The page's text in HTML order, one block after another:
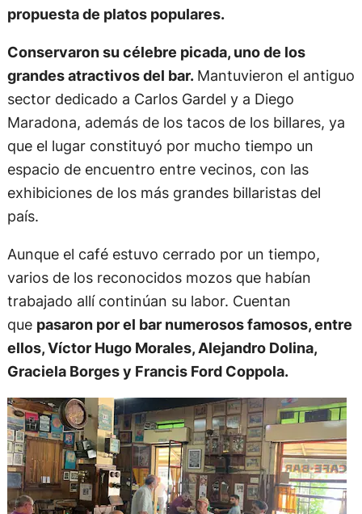
propuesta de platos populares.
Conservaron su célebre picada, uno de los
grandes atractivos del bar. Mantuvieron el antiguo
sector dedicado a Carlos Gardel y a Diego
Maradona, además de los tacos de los billares, ya
que el lugar constituyó por mucho tiempo un
espacio de encuentro entre vecinos, con las
exhibiciones de los más grandes billaristas del
país.
Aunque el café estuvo cerrado por un tiempo,
varios de los reconocidos mozos que habían
trabajado allí continúan su labor. Cuentan
que pasaron por el bar numerosos famosos, entre
ellos, Víctor Hugo Morales, Alejandro Dolina,
Graciela Borges y Francis Ford Coppola.